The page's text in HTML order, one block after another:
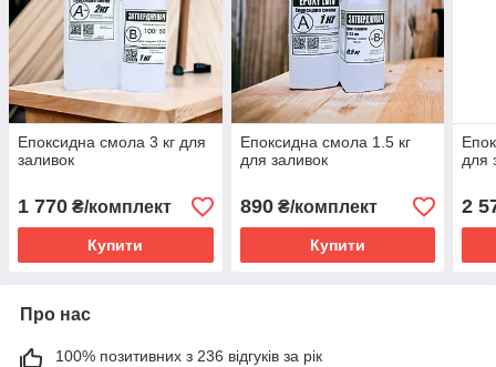
Епоксидна смола 3 кг для
заливок
1 770 ₴/комплект
Купити
Епоксидна смола 1.5 кг
для заливок
890₴/комплект
Купити
для
2
Про нас
100% позитивних з 236 відгуків за рік